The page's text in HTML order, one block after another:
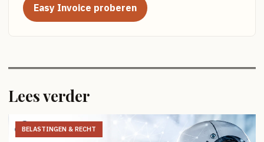
Easy Invoice proberen
Lees verder
BELASTINGEN & RECHT